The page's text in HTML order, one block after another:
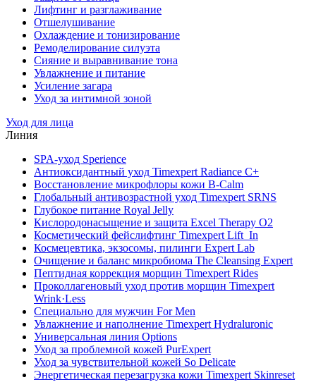
Лифтинг и разглаживание
Отшелушивание
Охлаждение и тонизирование
Ремоделирование силуэта
Сияние и выравнивание тона
Увлажнение и питание
Усиление загара
Уход за интимной зоной
Уход для лица
Линия
SPA-уход Sperience
Антиоксидантный уход Timexpert Radiance C+
Восстановление микрофлоры кожи B-Calm
Глобальный антивозрастной уход Timexpert SRNS
Глубокое питание Royal Jelly
Кислородонасыщение и защита Excel Therapy O2
Косметический фейслифтинг Timexpert Lift_In
Космецевтика, экзосомы, пилинги Expert Lab
Очищение и баланс микробиома The Cleansing Expert
Пептидная коррекция морщин Timexpert Rides
Проколлагеновый уход против морщин Timexpert
Wrink·Less
Специально для мужчин For Men
Увлажнение и наполнение Timexpert Hydraluronic
Универсальная линия Options
Уход за проблемной кожей PurExpert
Уход за чувствительной кожей So Delicate
Энергетическая перезагрузка кожи Timexpert Skinreset